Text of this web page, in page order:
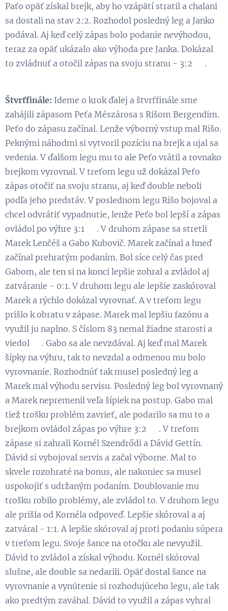
Paťo opäť získal brejk, aby ho vzápätí stratil a chalani
sa dostali na stav 2:2. Rozhodol posledný leg a Janko
podával. Aj keď celý zápas bolo podanie nevýhodou,
teraz za opäť ukázalo ako výhoda pre Janka. Dokázal
to zvládnuť a otočil zápas na svoju stranu - 3:2 💪.
Štvrťfinále: Ideme o krok ďalej a štvrťfinále sme
zahájili zápasom Peťa Mészárosa s Rišom Bergendim.
Peťo do zápasu začínal. Lenže výborný vstup mal Rišo.
Peknými náhodmi si vytvoril pozíciu na brejk a ujal sa
vedenia. V ďalšom legu mu to ale Peťo vrátil a rovnako
brejkom vyrovnal. V treťom legu už dokázal Peťo
zápas otočiť na svoju stranu, aj keď double neboli
podľa jeho predstáv. V poslednom legu Rišo bojoval a
chcel odvrátiť vypadnutie, lenže Peťo bol lepší a zápas
ovládol po výhre 3:1 😉. V druhom zápase sa stretli
Marek Lenčéš a Gabo Kubovič. Marek začínal a hneď
začínal prehratým podaním. Bol síce celý čas pred
Gabom, ale ten si na konci lepšie zohral a zvládol aj
zatváranie - 0:1. V druhom legu ale lepšie zaskóroval
Marek a rýchlo dokázal vyrovnať. A v treťom legu
prišlo k obratu v zápase. Marek mal lepšiu fazónu a
využil ju naplno. S číslom 83 nemal žiadne starosti a
viedol 💪. Gabo sa ale nevzdával. Aj keď mal Marek
šípky na výhru, tak to nevzdal a odmenou mu bolo
vyrovnanie. Rozhodnúť tak musel posledný leg a
Marek mal výhodu servisu. Posledný leg bol vyrovnaný
a Marek nepremenil veľa šípiek na postup. Gabo mal
tiež trošku problém zavrieť, ale podarilo sa mu to a
brejkom ovládol zápas po výhre 3:2 😃. V treťom
zápase si zahrali Kornél Szendrődi a Dávid Gettín.
Dávid si vybojoval servis a začal výborne. Mal to
skvele rozohraté na bonus, ale nakoniec sa musel
uspokojiť s udržaným podaním. Doublovanie mu
trošku robilo problémy, ale zvládol to. V druhom legu
ale prišla od Kornéla odpoveď. Lepšie skóroval a aj
zatváral - 1:1. A lepšie skóroval aj proti podaniu súpera
v treťom legu. Svoje šance na otočku ale nevyužil.
Dávid to zvládol a získal výhodu. Kornél skóroval
slušne, ale double sa nedarili. Opäť dostal šance na
vyrovnanie a vynútenie si rozhodujúceho legu, ale tak
ako predtým zaváhal. Dávid to využil a zápas vyhral